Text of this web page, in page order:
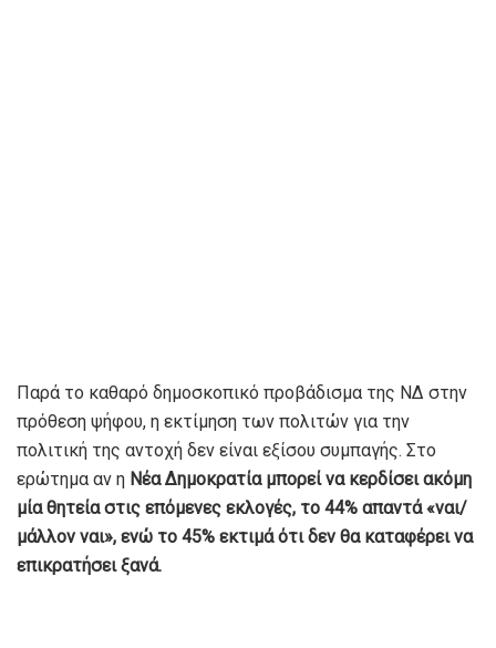
Παρά το καθαρό δημοσκοπικό προβάδισμα της ΝΔ στην
πρόθεση ψήφου, η εκτίμηση των πολιτών για την
πολιτική της αντοχή δεν είναι εξίσου συμπαγής. Στο
ερώτημα αν η Νέα Δημοκρατία μπορεί να κερδίσει ακόμη
μία θητεία στις επόμενες εκλογές, το 44% απαντά «ναι/
μάλλον ναι», ενώ το 45% εκτιμά ότι δεν θα καταφέρει να
επικρατήσει ξανά.